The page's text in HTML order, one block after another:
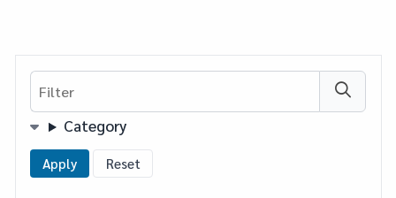
Filter
FiltersCategory